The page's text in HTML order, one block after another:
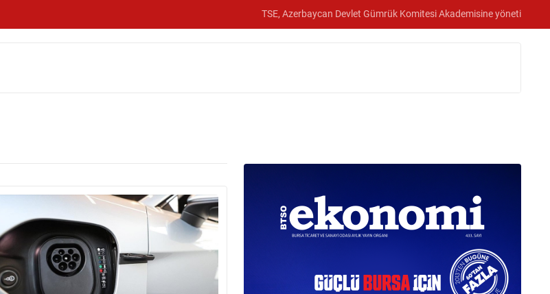
TSE, Azerbaycan Devlet Gümrük Komitesi Akademisine yönetim sistemi belgeleri